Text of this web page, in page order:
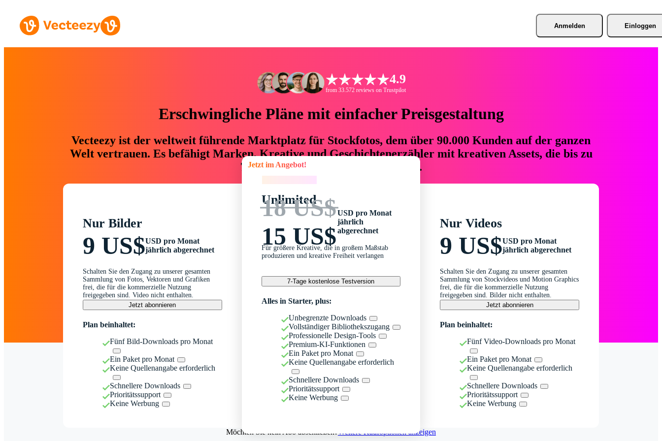
Anmelden Einloggen
4.9
from 33.572 reviews on Trustpilot
Erschwingliche Pläne mit einfacher Preisgestaltung
Vecteezy ist der weltweit führende Marktplatz für Stockfotos, dem über 90.000 Kunden auf der ganzen
Welt vertrauen. Es befähigt Marken, Kreative und Geschichtenerzähler mit kreativen Assets, die bis zu
76 % an Zeit und Budget einsparen.
Nur Bilder
9 US$USD pro Monat
jährlich abgerechnet
Schalten Sie den Zugang zu unserer gesamten
Sammlung von Fotos, Vektoren und Grafiken
frei, die für die kommerzielle Nutzung
freigegeben sind. Video nicht enthalten.
Jetzt abonnieren
Plan beinhaltet:
Fünf Bild-Downloads pro Monat
Ein Paket pro Monat
Keine Quellenangabe erforderlich
Schnellere Downloads
Prioritätssupport
Keine Werbung
Jetzt im Angebot!
Unlimited
18 US$
15 US$
USD pro Monat
jährlich
abgerechnet
Für größere Kreative, die in großem Maßstab
produzieren und kreative Freiheit verlangen
7-Tage kostenlose Testversion
Alles in Starter, plus:
Unbegrenzte Downloads
Vollständiger Bibliothekszugang
Professionelle Design-Tools
Premium-KI-Funktionen
Ein Paket pro Monat
Keine Quellenangabe erforderlich
Schnellere Downloads
Prioritätssupport
Keine Werbung
Nur Videos
9 US$USD pro Monat
jährlich abgerechnet
Schalten Sie den Zugang zu unserer gesamten
Sammlung von Stockvideos und Motion Graphics
frei, die für die kommerzielle Nutzung
freigegeben sind. Bilder nicht enthalten.
Jetzt abonnieren
Plan beinhaltet:
Fünf Video-Downloads pro Monat
Ein Paket pro Monat
Keine Quellenangabe erforderlich
Schnellere Downloads
Prioritätssupport
Keine Werbung
Möchten Sie kein Abo abschließen?Weitere Kaufoptionen anzeigen